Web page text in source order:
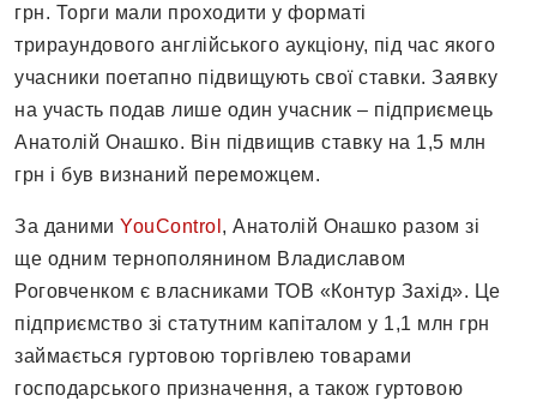
грн. Торги мали проходити у форматі
трираундового англійського аукціону, під час якого
учасники поетапно підвищують свої ставки. Заявку
на участь подав лише один учасник – підприємець
Анатолій Онашко. Він підвищив ставку на 1,5 млн
грн і був визнаний переможцем.
За даними YouControl , Анатолій Онашко разом зі
ще одним тернополянином Владиславом
Роговченком є власниками ТОВ «Контур Захід». Це
підприємство зі статутним капіталом у 1,1 млн грн
займається гуртовою торгівлею товарами
господарського призначення, а також гуртовою